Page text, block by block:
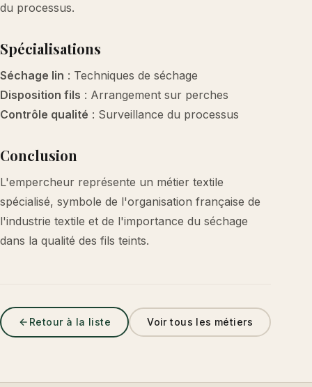
du processus.
Spécialisations
Séchage lin : Techniques de séchage
Disposition fils : Arrangement sur perches
Contrôle qualité : Surveillance du processus
Conclusion
L'empercheur représente un métier textile
spécialisé, symbole de l'organisation française de
l'industrie textile et de l'importance du séchage
dans la qualité des fils teints.
Retour à la liste Voir tous les métiers